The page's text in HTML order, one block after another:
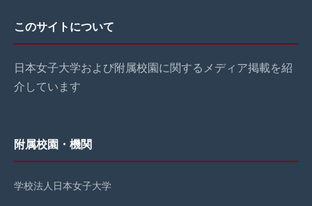
このサイトについて
日本女子大学および附属校園に関するメディア掲載を紹
介しています
附属校園・機関
学校法人日本女子大学